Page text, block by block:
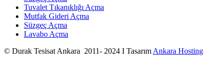
Tuvalet Tıkanıklığı Açma
Mutfak Gideri Açma
Süzgeç Açma
Lavabo Açma
© Durak Tesisat Ankara 2011- 2024 I Tasarım Ankara Hosting